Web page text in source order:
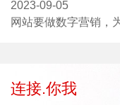
2023-09-05
网站要做数字营销，
连接.你我